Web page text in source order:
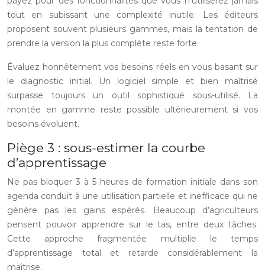
tout en subissant une complexité inutile. Les éditeurs
proposent souvent plusieurs gammes, mais la tentation de
prendre la version la plus complète reste forte.
Évaluez honnêtement vos besoins réels en vous basant sur
le diagnostic initial. Un logiciel simple et bien maîtrisé
surpasse toujours un outil sophistiqué sous-utilisé. La
montée en gamme reste possible ultérieurement si vos
besoins évoluent.
Piège 3 : sous-estimer la courbe
d’apprentissage
Ne pas bloquer 3 à 5 heures de formation initiale dans son
agenda conduit à une utilisation partielle et inefficace qui ne
génère pas les gains espérés. Beaucoup d’agriculteurs
pensent pouvoir apprendre sur le tas, entre deux tâches.
Cette approche fragmentée multiplie le temps
d’apprentissage total et retarde considérablement la
maîtrise.